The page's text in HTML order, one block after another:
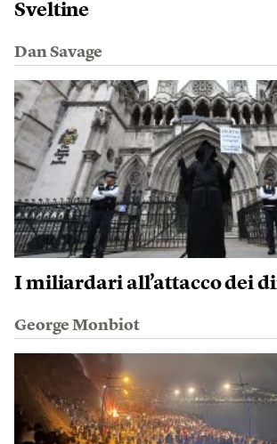
Sveltine
Dan Savage
I miliardari all’attacco dei
George Monbiot